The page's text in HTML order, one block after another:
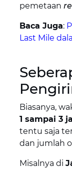
pemetaan
Baca Juga:
Last Mile
Biasanya,
1 sampai 3
tentu saja
dan jumlah
Misalnya di